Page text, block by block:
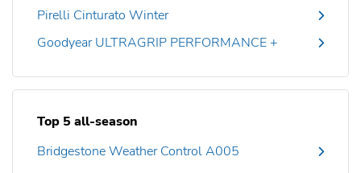
Pirelli Cinturato Winter
Goodyear ULTRAGRIP PERFORMANCE +
Top 5 all-season
Bridgestone Weather Control A005